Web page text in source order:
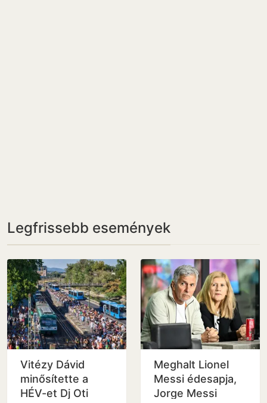
Legfrissebb események
Vitézy Dávid
minősítette a
HÉV-et Dj Oti
Meghalt Lionel
Messi édesapja,
Jorge Messi